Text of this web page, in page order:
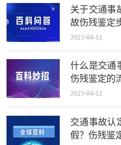
关于交通事
故伤残鉴定
2023-04-12
什么是交通
伤残鉴定的
2023-04-12
交通事故认
假？伤残鉴